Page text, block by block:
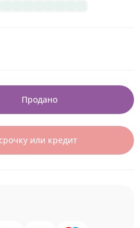
Продано
или кредит